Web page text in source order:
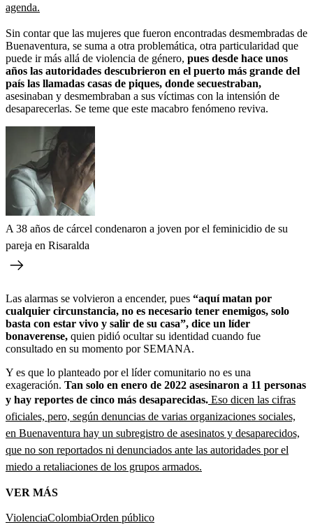
agenda.
Sin contar que las mujeres que fueron encontradas desmembradas de
Buenaventura, se suma a otra problemática, otra particularidad que
puede ir más allá de violencia de género, pues desde hace unos
años las autoridades descubrieron en el puerto más grande del
país las llamadas casas de piques, donde secuestraban,
asesinaban y desmembraban a sus víctimas con la intensión de
desaparecerlas. Se teme que este macabro fenómeno reviva.
A 38 años de cárcel condenaron a joven por el feminicidio de su
pareja en Risaralda
Las alarmas se volvieron a encender, pues “aquí matan por
cualquier circunstancia, no es necesario tener enemigos, solo
basta con estar vivo y salir de su casa”, dice un líder
bonaverense, quien pidió ocultar su identidad cuando fue
consultado en su momento por SEMANA.
Y es que lo planteado por el líder comunitario no es una
exageración. Tan solo en enero de 2022 asesinaron a 11 personas
y hay reportes de cinco más desaparecidas. Eso dicen las cifras
oficiales, pero, según denuncias de varias organizaciones sociales,
en Buenaventura hay un subregistro de asesinatos y desaparecidos,
que no son reportados ni denunciados ante las autoridades por el
miedo a retaliaciones de los grupos armados.
VER MÁS
ViolenciaColombiaOrden público